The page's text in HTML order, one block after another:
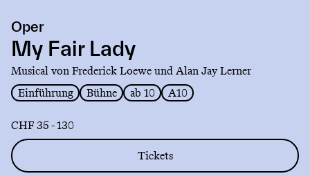
My
Fair
Lady
Oper
My Fair Lady
Musical von Frederick Loewe und Alan Jay Lerner
Einführung
Bühne ab 10 A10
CHF 35 - 130
Tickets